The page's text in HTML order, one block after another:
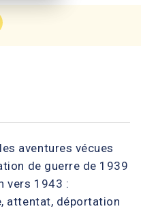
aventures vécues
de guerre de 1939
vers 1943 :
attentat, déportation